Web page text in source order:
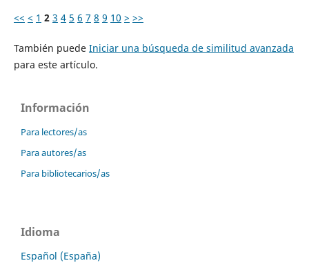
<< < 1 2 3 4 5 6 7 8 9 10 > >>
También puede Iniciar una búsqueda de similitud avanzada
para este artículo.
Información
Para lectores/as
Para autores/as
Para bibliotecarios/as
Idioma
Español (España)